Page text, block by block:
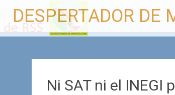
contenido
DESPERTADOR DE
Ni SAT ni el INEGI